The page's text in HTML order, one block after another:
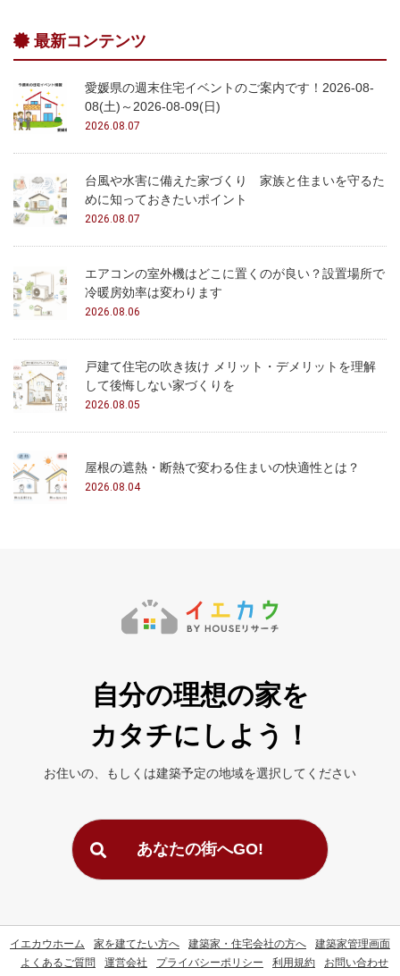
最新コンテンツ
愛媛県の週末住宅イベントのご案内です！2026-08-
08(土)～2026-08-09(日)
2026.08.07
台風や水害に備えた家づくり 家族と住まいを守るた
めに知っておきたいポイント
2026.08.07
エアコンの室外機はどこに置くのが良い？設置場所で
冷暖房効率は変わります
2026.08.06
戸建て住宅の吹き抜け メリット・デメリットを理解
して後悔しない家づくりを
2026.08.05
屋根の遮熱・断熱で変わる住まいの快適性とは？
2026.08.04
自分の理想の家を
カタチにしよう！
お住いの、もしくは建築予定の地域を選択してください
あなたの街へGO!
イエカウホーム 家を建てたい方へ 建築家・住宅会社の方へ
建築家管理画面
よくあるご質問
運営会社 プライバシーポリシー 利用規約 お問い合わせ